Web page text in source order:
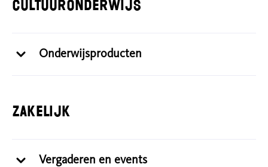
Cultuuronderwijs
Onderwijsproducten
Zakelijk
Vergaderen en events